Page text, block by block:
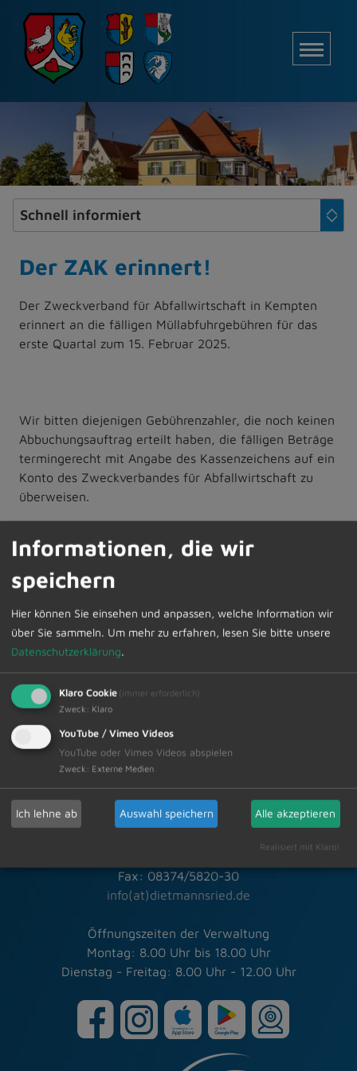
h
t
e
Der ZAK erinnert!
Der Zweckverband für Abfallwirtschaft in Kempten
erinnert an die fälligen Müllabfuhrgebühren für das
erste Quartal zum 15. Februar 2025.
Wir bitten diejenigen Gebührenzahler, die noch keinen
Abbuchungsauftrag erteilt haben, die fälligen Beträge
termingerecht mit Angabe des Kassenzeichens auf ein
Konto des Zweckverbandes für Abfallwirtschaft zu
überweisen.
Zur Übersicht
14.02.2025 Amtliche Bekanntmachungen
Schneller Kontakt bei allen Fragen
Markt Dietmannsried
Rathausplatz 3
Fax: 08374/5820-30
info(at)dietmannsried.de
Öffnungszeiten der Verwaltung
Montag: 8.00 Uhr bis 18.00 Uhr
Dienstag - Freitag: 8.00 Uhr - 12.00 Uhr
Informationen, die wir
speichern
Hier können Sie einsehen und anpassen, welche Information wir
über Sie sammeln. Um mehr zu erfahren, lesen Sie bitte unsere
Datenschutzerklärung.
Klaro Cookie (immer erforderlich)
Zweck : Klaro
YouTube / Vimeo Videos
YouTube oder Vimeo Videos abspielen
Zweck : Externe Medien
Ich lehne ab Auswahl speichern Alle akzeptieren
Realisiert mit Klaro!